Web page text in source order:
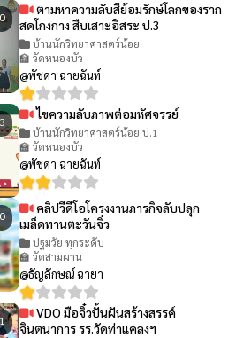
ตามหาความลับสีย้อมรักษ์โลกของราก
สดโกงกาง สืบเสาะอิสระ ป.3
บ้านนักวิทยาศาสตร์น้อย
🏫 วัดหนองบัว
@พัชดา ฉายฉันท์
ไขความลับภาพต่อมหัศจรรย์
บ้านนักวิทยาศาสตร์น้อย ป.1
🏫 วัดหนองบัว
@พัชดา ฉายฉันท์
คลิปวีดีโอโครงงานภารกิจลับปลุก
เมล็ดทานตะวันจิ๋ว
ปฐมวัย ทุกระดับ
🏫 วัดสามผาน
@ธัญลักษณ์ ฉายา
VDO มือจิ๋วปั้นฝันสร้างสรรค์
จินตนาการ รร.วัดท่าแคลงฯ